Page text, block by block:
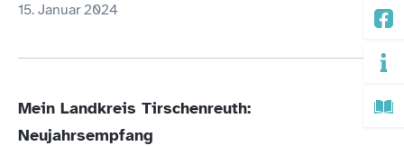
15. Januar 2024
Mein Landkreis Tirschenreuth:
Neujahrsempfang